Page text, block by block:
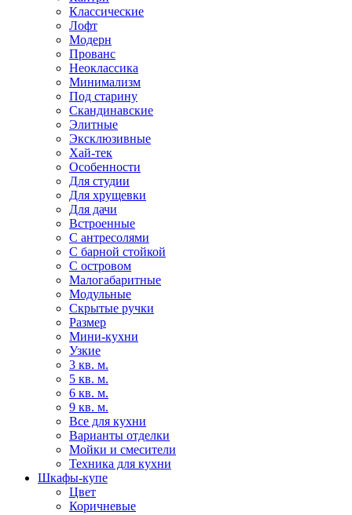
Классические
Лофт
Модерн
Прованс
Неоклассика
Минимализм
Под старину
Скандинавские
Элитные
Эксклюзивные
Хай-тек
Особенности
Для студии
Для хрущевки
Для дачи
Встроенные
С антресолями
С барной стойкой
С островом
Малогабаритные
Модульные
Скрытые ручки
Размер
Мини-кухни
Узкие
3 кв. м.
5 кв. м.
6 кв. м.
9 кв. м.
Все для кухни
Варианты отделки
Мойки и смесители
Техника для кухни
Шкафы-купе
Цвет
Коричневые